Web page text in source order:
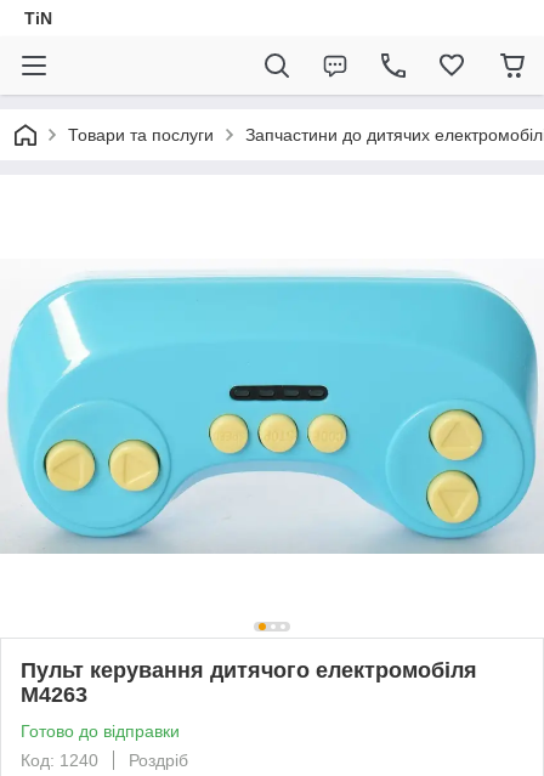
TiN
Товари та послуги Запчастини до дитячих
Пульт керування дитячого електромобіля
M4263
Готово до відправки
Код: 1240
Роздріб